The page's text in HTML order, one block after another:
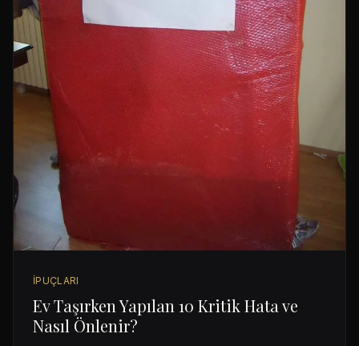
İPUÇLARI
Ev Taşırken Yapılan 10 Kritik Hata ve
Nasıl Önlenir?